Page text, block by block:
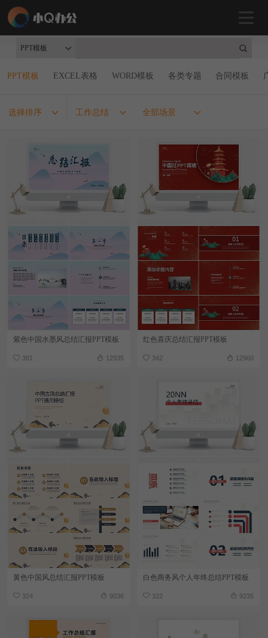
PPT模板
PPT模板 EXCEL表格 WORD模板 各类专题 合同模板
选择排序 工作总结 全部场景
紫色中国水墨风总结汇报PPT模板
381 12935
红色喜庆总结汇报PPT模板
342 12960
黄色中国风总结汇报PPT模板
324 9036
白色商务风个人年终总结PPT模板
322 9235